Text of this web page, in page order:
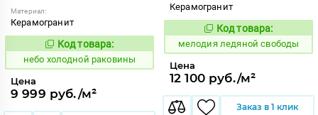
Материал:
Керамогранит
1123578
Код товара:
небо холодной раковины
Цена
9 999 руб./м²
Керамогранит
958835
Код товара:
мелодия ледяной свободы
Цена
12 100 руб./м²
Заказ в 1 клик